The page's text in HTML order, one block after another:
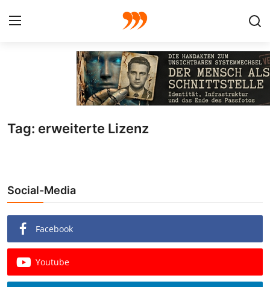
Galerie
Redaktion
Beiträge
Vorproduktion
Tag: erweiterte Lizenz
Social-Media
Facebook
Youtube